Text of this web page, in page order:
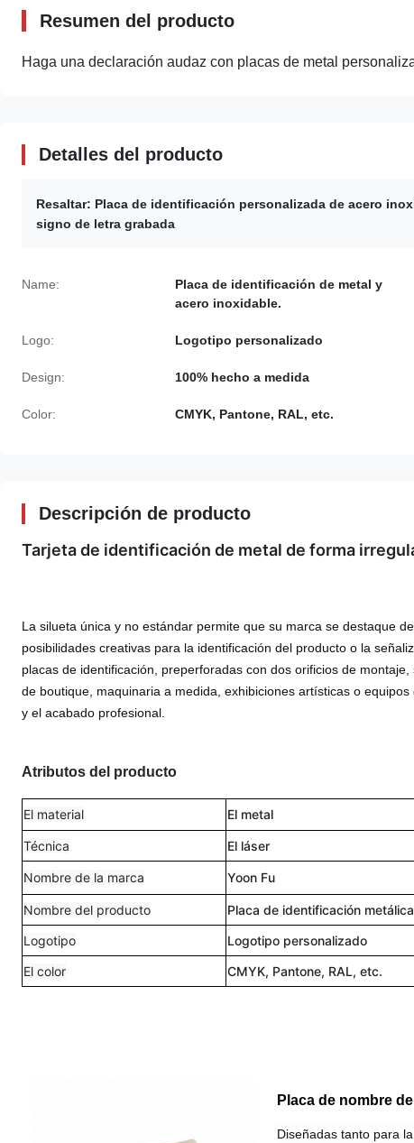
Resumen del producto
Haga una declaración audaz con placas de metal
Detalles del producto
Resaltar: Placa de identificación personalizada de acero
signo de letra grabada
Name:
Placa de identificación de metal y
acero inoxidable.
Logo: Logotipo personalizado
Design: 100% hecho a medida
Color: CMYK, Pantone, RAL, etc.
Descripción de producto
Tarjeta de identificación de metal de forma
La silueta única y no estándar permite que su marca se destaque
posibilidades creativas para la identificación del producto o la
placas de identificación, preperforadas con dos orificios de
de boutique, maquinaria a medida, exhibiciones artísticas o
y el acabado profesional.
Atributos del producto
El material El metal
Técnica El láser
Nombre de la marca Yoon Fu
Nombre del producto
Placa de identificación metálica
Logotipo
Logotipo personalizado
El color
CMYK, Pantone, RAL, etc.
Placa de nombre
Diseñadas tanto para